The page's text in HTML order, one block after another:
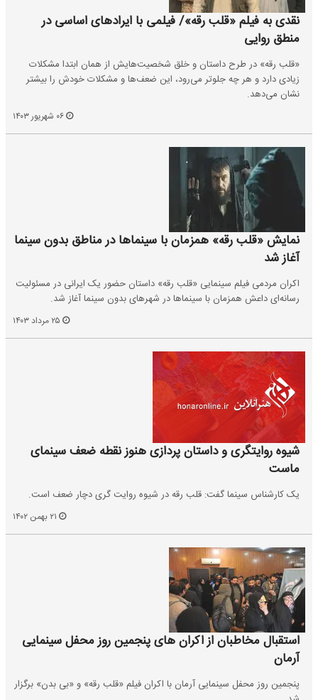
نقدی به فیلم «قلب رقه»/ فیلمی با ایراد‌های اساسی در
منطق روایی‌
«قلب رقه» در طرح داستان و خلق شخصیت‌هایش از همان ابتدا مشکلات
زیادی دارد و هر چه جلوتر می‌رود، این ضعف‌ها و مشکلات خودش را بیشتر
نشان می‌دهد.
نمایش «قلب رقه» همزمان با سینماها در مناطق بدون سینما
آغاز شد
اکران مردمی فیلم سینمایی «قلب رقه» داستان حضور یک ایرانی در مسئولیت
رسانه‌ای داعش همزمان با سینماها در شهرهای بدون سینما آغاز شد.
شیوه روایتگری و داستان پردازی هنوز نقطه ضعف سینمای
ماست
یک کارشناس سینما گفت: قلب رقه در شیوه روایت گری دچار ضعف است.
استقبال مخاطبان از اکران های پنجمین روز محفل سینمایی
آرمان
پنجمین روز محفل سینمایی آرمان با اکران فیلم «قلب رقه» و «بی بدن» برگزار